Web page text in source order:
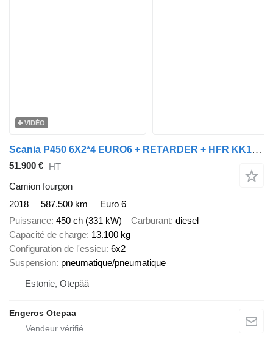
VIDÉO
Scania P450 6X2*4 EURO6 + RETARDER + HFR KK18 TRAILER + remorque fourgon
51.900 € HT
Camion fourgon
2018
587.500 km
Euro 6
Puissance 450 ch (331 kW) Carburant diesel
Capacité de charge 13.100 kg
Configuration de l'essieu 6x2
Suspension pneumatique/pneumatique
Estonie, Otepää
Engeros Otepaa